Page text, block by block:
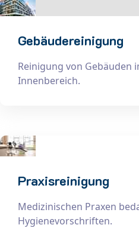
Gebäudereinigung
Reinigung von Gebäuden
Innenbereich.
Praxisreinigung
Medizinischen Praxen
Hygienevorschriften.